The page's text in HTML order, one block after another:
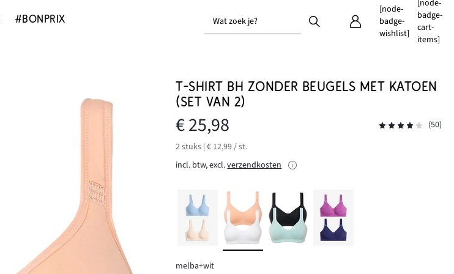
#BONPRIX Wat zoek je?
[node-
badge-
wishlist]
[node-
badge-
cart-
items]
T-SHIRT BH ZONDER BEUGELS MET KATOEN
(SET VAN 2)
€ 25,98
(50)
2 stuks | € 12,99 / st.
incl. btw, excl.verzendkosten
melba+wit